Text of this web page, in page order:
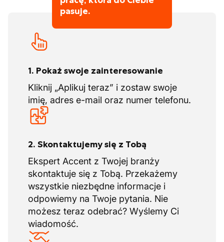
pasuje.
1. Pokaż swoje zainteresowanie
Kliknij „Aplikuj teraz” i zostaw swoje
imię, adres e-mail oraz numer telefonu.
2. Skontaktujemy się z Tobą
Ekspert Accent z Twojej branży
skontaktuje się z Tobą. Przekażemy
wszystkie niezbędne informacje i
odpowiemy na Twoje pytania. Nie
możesz teraz odebrać? Wyślemy Ci
wiadomość.